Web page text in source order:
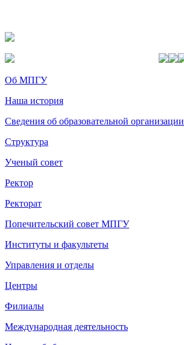
Об МПГУ
Наша история
Сведения об образовательной организации
Структура
Ученый совет
Ректор
Ректорат
Попечительский совет МПГУ
Институты и факультеты
Управления и отделы
Центры
Филиалы
Международная деятельность